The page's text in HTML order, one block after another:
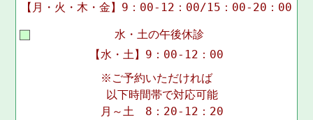
【月・火・木・金】9：00-12：00/15：00-20：00
水・土の午後休診
【水・土】9：00-12：00
※ご予約いただければ
以下時間帯で対応可能
月～土 8：20-12：20